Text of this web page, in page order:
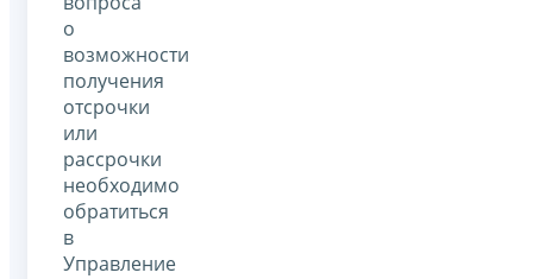
о
возможности
получения
отсрочки
или
рассрочки
необходимо
обратиться
в
Управление